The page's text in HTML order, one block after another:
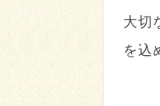
大切
を込